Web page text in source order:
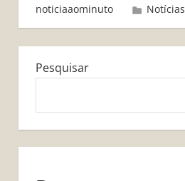
noticiaaominuto
Notícias
Pesquisar